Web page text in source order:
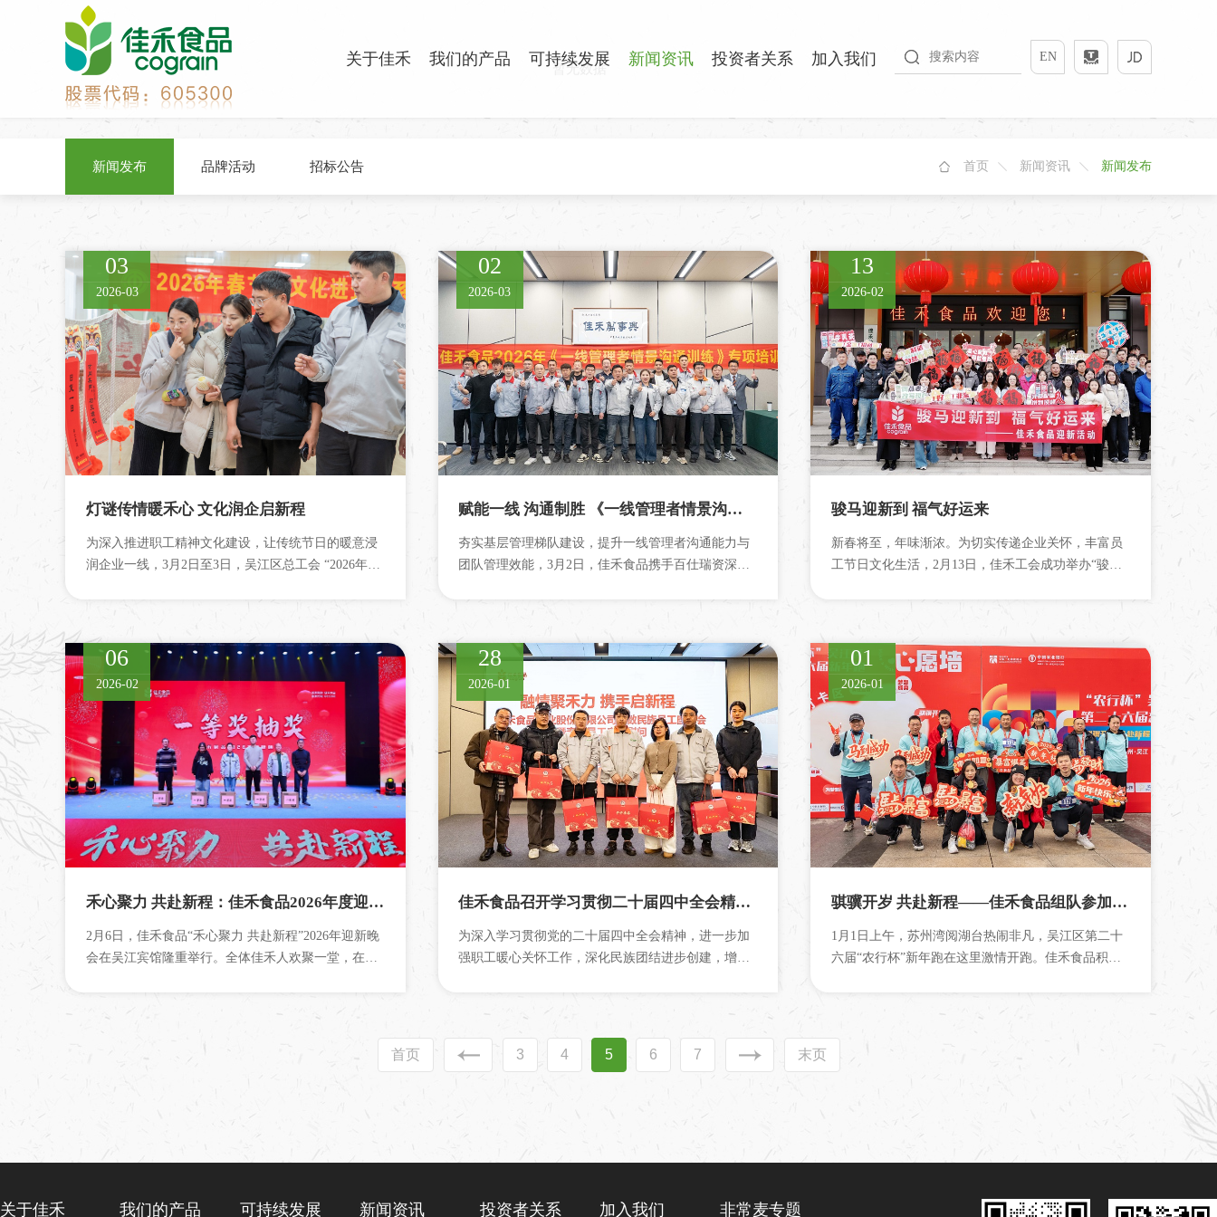
EN
关于佳禾 我们的产品 可持续发展 新闻资讯 投资者关系 加入我们
暂无数据
新闻发布 品牌活动 招标公告 首页 新闻资讯 新闻发布
03
2026-03
灯谜传情暖禾心 文化润企启新程
为深入推进职工精神文化建设，让传统节日的暖意浸
润企业一线，3月2日至3日，吴江区总工会 “2026年春
02
2026-03
赋能一线 沟通制胜 《一线管理者情景沟通训练》专项培训圆满收官
夯实基层管理梯队建设，提升一线管理者沟通能力与
团队管理效能，3月2日，佳禾食品携手百仕瑞资深讲
13
2026-02
骏马迎新到 福气好运来
新春将至，年味渐浓。为切实传递企业关怀，丰富员
工节日文化生活，2月13日，佳禾工会成功举办“骏马
06
2026-02
禾心聚力 共赴新程：佳禾食品2026年度迎新晚会圆满收官
2月6日，佳禾食品“禾心聚力 共赴新程”2026年迎新晚
会在吴江宾馆隆重举行。全体佳禾人欢聚一堂，在激
28
2026-01
佳禾食品召开学习贯彻二十届四中全会精神暨少数民族、党员座谈交流会
为深入学习贯彻党的二十届四中全会精神，进一步加
强职工暖心关怀工作，深化民族团结进步创建，增强
01
2026-01
骐骥开岁 共赴新程——佳禾食品组队参加吴江区第二十六届“农行杯”新年跑活动
1月1日上午，苏州湾阅湖台热闹非凡，吴江区第二十
六届“农行杯”新年跑在这里激情开跑。佳禾食品积极
首页 3 4 5 6 7 末页
关于佳禾 我们的产品 可持续发展 新闻资讯 投资者关系 加入我们 非常麦专题